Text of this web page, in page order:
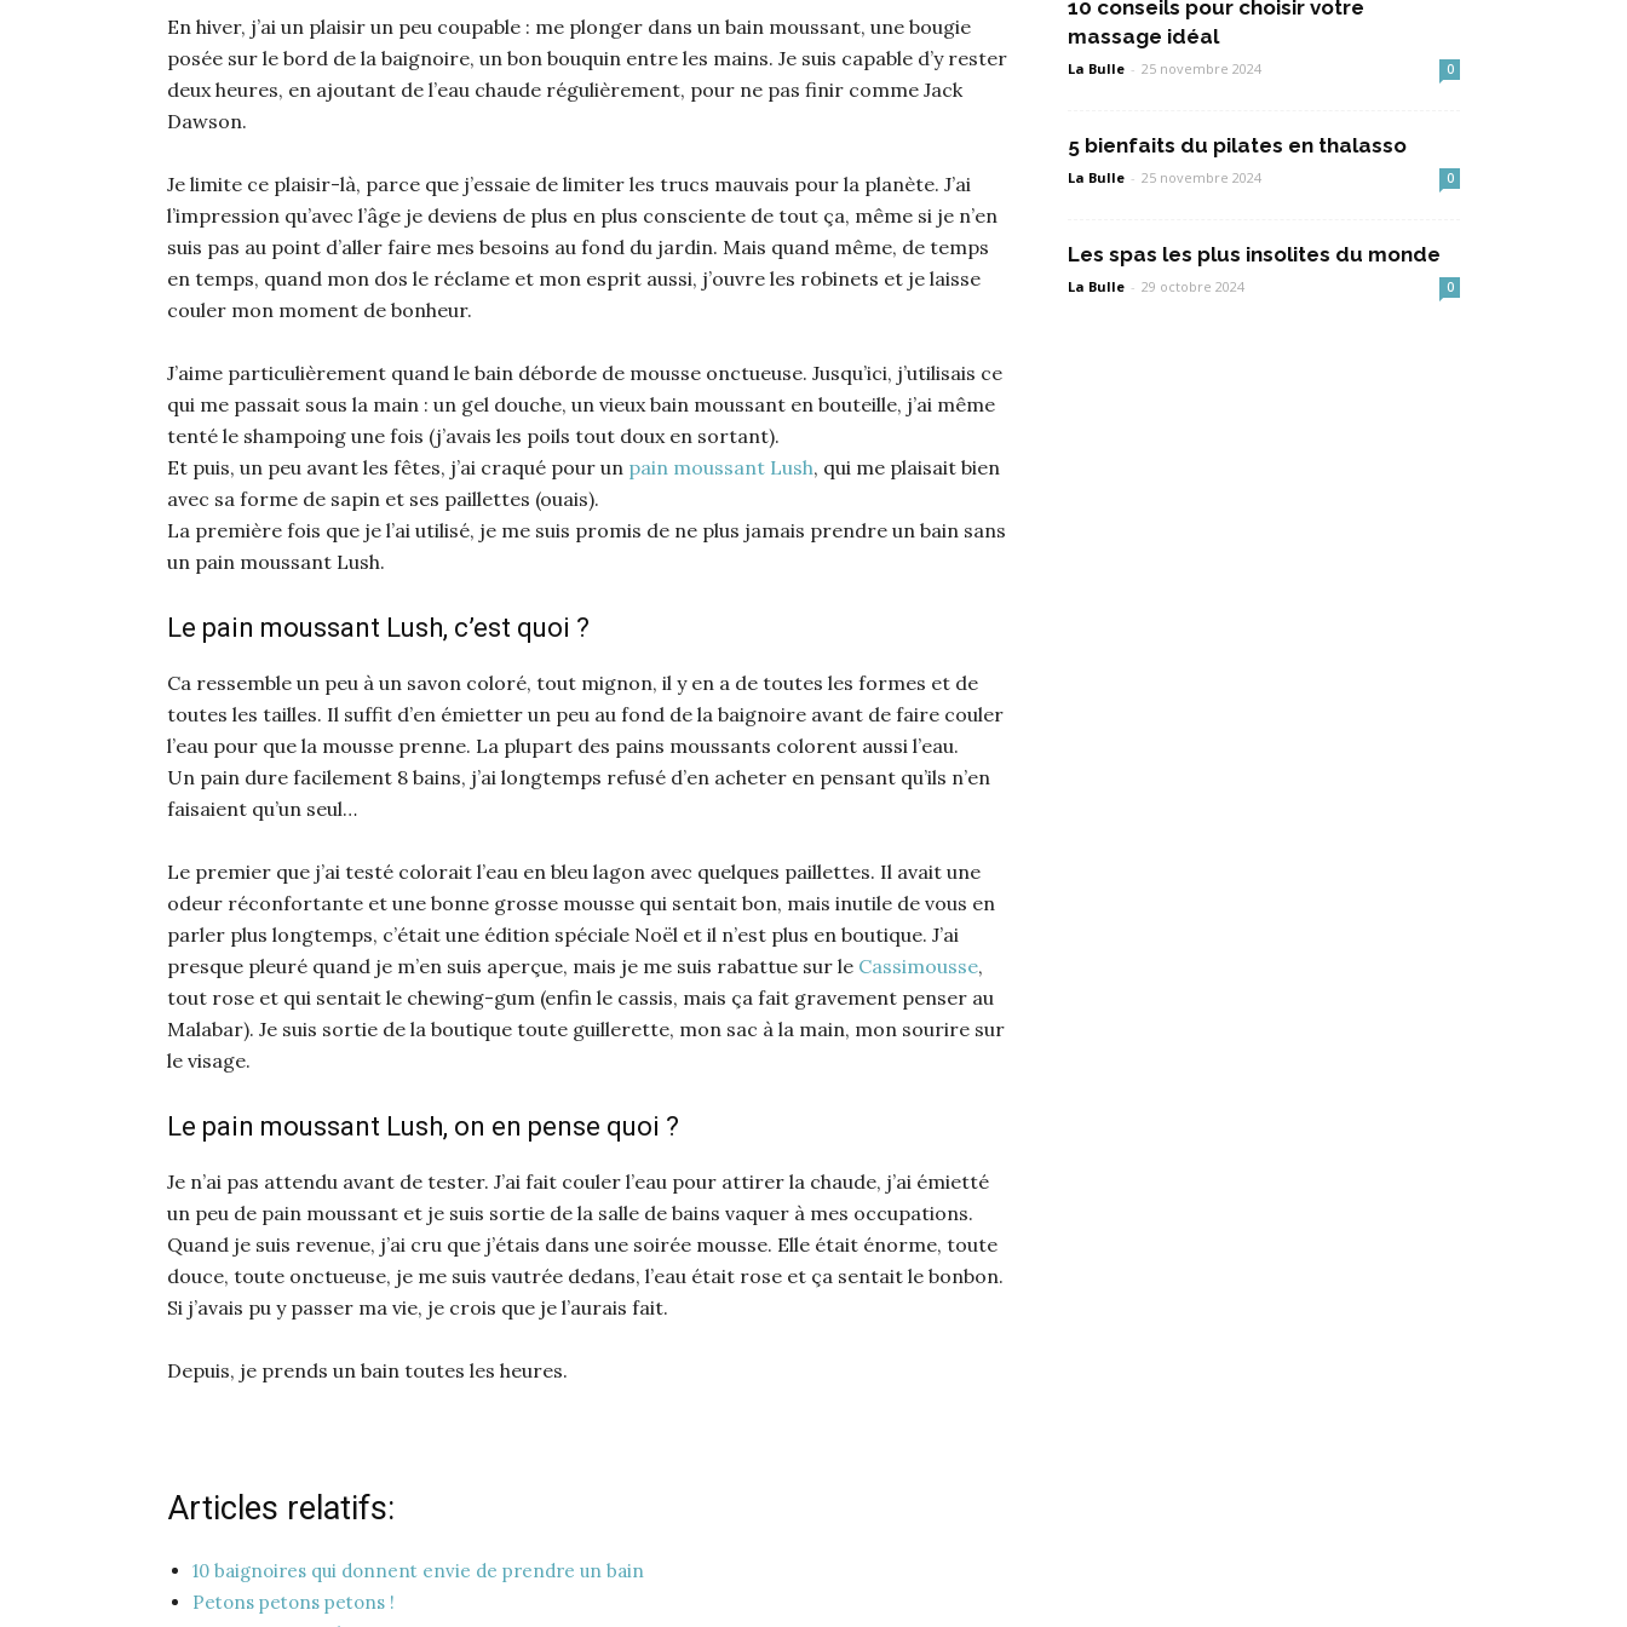
En hiver, j’ai un plaisir un peu coupable : me plonger dans un bain moussant, une bougie
posée sur le bord de la baignoire, un bon bouquin entre les mains. Je suis capable d’y rester
deux heures, en ajoutant de l’eau chaude régulièrement, pour ne pas finir comme Jack
Dawson.
Je limite ce plaisir-là, parce que j’essaie de limiter les trucs mauvais pour la planète. J’ai
l’impression qu’avec l’âge je deviens de plus en plus consciente de tout ça, même si je n’en
suis pas au point d’aller faire mes besoins au fond du jardin. Mais quand même, de temps
en temps, quand mon dos le réclame et mon esprit aussi, j’ouvre les robinets et je laisse
couler mon moment de bonheur.
J’aime particulièrement quand le bain déborde de mousse onctueuse. Jusqu’ici, j’utilisais ce
qui me passait sous la main : un gel douche, un vieux bain moussant en bouteille, j’ai même
tenté le shampoing une fois (j’avais les poils tout doux en sortant).
Et puis, un peu avant les fêtes, j’ai craqué pour un pain moussant Lush, qui me plaisait bien
avec sa forme de sapin et ses paillettes (ouais).
La première fois que je l’ai utilisé, je me suis promis de ne plus jamais prendre un bain sans
un pain moussant Lush.
Le pain moussant Lush, c’est quoi ?
Ca ressemble un peu à un savon coloré, tout mignon, il y en a de toutes les formes et de
toutes les tailles. Il suffit d’en émietter un peu au fond de la baignoire avant de faire couler
l’eau pour que la mousse prenne. La plupart des pains moussants colorent aussi l’eau.
Un pain dure facilement 8 bains, j’ai longtemps refusé d’en acheter en pensant qu’ils n’en
faisaient qu’un seul…
Le premier que j’ai testé colorait l’eau en bleu lagon avec quelques paillettes. Il avait une
odeur réconfortante et une bonne grosse mousse qui sentait bon, mais inutile de vous en
parler plus longtemps, c’était une édition spéciale Noël et il n’est plus en boutique. J’ai
presque pleuré quand je m’en suis aperçue, mais je me suis rabattue sur le Cassimousse,
tout rose et qui sentait le chewing-gum (enfin le cassis, mais ça fait gravement penser au
Malabar). Je suis sortie de la boutique toute guillerette, mon sac à la main, mon sourire sur
le visage.
Le pain moussant Lush, on en pense quoi ?
Je n’ai pas attendu avant de tester. J’ai fait couler l’eau pour attirer la chaude, j’ai émietté
un peu de pain moussant et je suis sortie de la salle de bains vaquer à mes occupations.
Quand je suis revenue, j’ai cru que j’étais dans une soirée mousse. Elle était énorme, toute
douce, toute onctueuse, je me suis vautrée dedans, l’eau était rose et ça sentait le bonbon.
Si j’avais pu y passer ma vie, je crois que je l’aurais fait.
Depuis, je prends un bain toutes les heures.
Articles relatifs:
10 baignoires qui donnent envie de prendre un bain
Petons petons petons !
10 conseils pour choisir votre
massage idéal
La Bulle - 25 novembre 2024 0
5 bienfaits du pilates en thalasso
La Bulle - 25 novembre 2024 0
Les spas les plus insolites du monde
La Bulle - 29 octobre 2024 0